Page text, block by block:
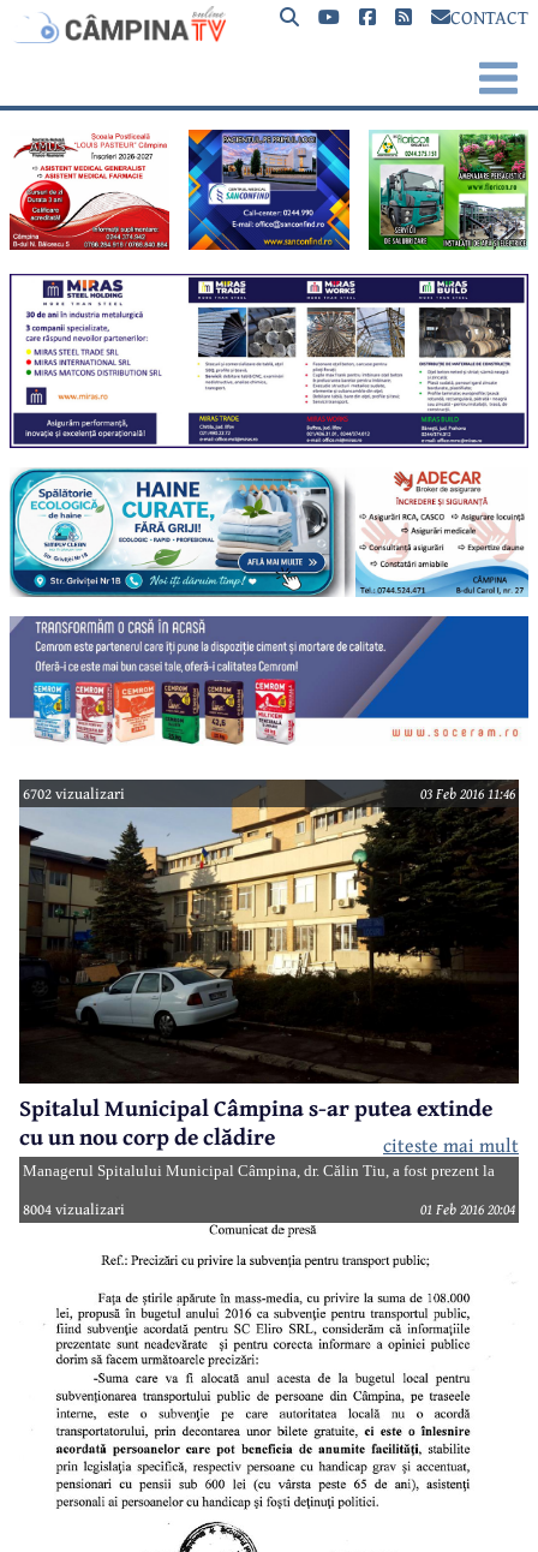
CONTACT
6702 vizualizari 03 Feb 2016 11:46
Spitalul Municipal Câmpina s-ar putea extinde
cu un nou corp de clădire
Managerul Spitalului Municipal Câmpina, dr. Călin Tiu, a fost prezent la
ședința de aseară a Consiliului Local și le-a vorbit consilierilor despre un
proiect mai vechi, dar foarte necesar și pe care l-ar dori pus în practică în
viitorul apropiat. Este vorba despre construcția unui nou corp de clădire
pentru spital, investiție pentru care există deja un studiu de pre-fezabilitate.
Pentru efectuarea următorilor pași, era nevoie de acordul administrației
locale.
citeste mai mult
8004 vizualizari 01 Feb 2016 20:04